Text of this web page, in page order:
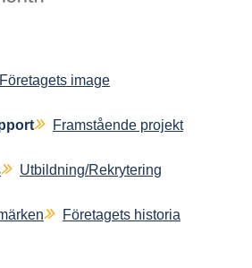
Företagets image
Framstående projekt
Utbildning/Rekrytering
Företagets historia